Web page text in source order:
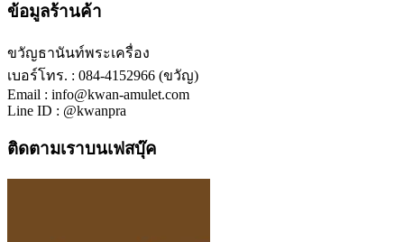
ข้อมูลร้านค้า
ขวัญธานันท์พระเครื่อง
เบอร์โทร. : 084-4152966 (ขวัญ)
Email : info@kwan-amulet.com
Line ID : @kwanpra
ติดตามเราบนเฟสบุ๊ค